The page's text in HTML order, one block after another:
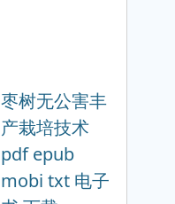
枣树无公害丰
产栽培技术
pdf epub
mobi txt 电子